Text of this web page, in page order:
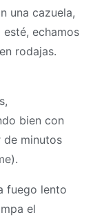
una cazuela,
echamos
rodajas.
bien con
de minutos
fuego lento
el